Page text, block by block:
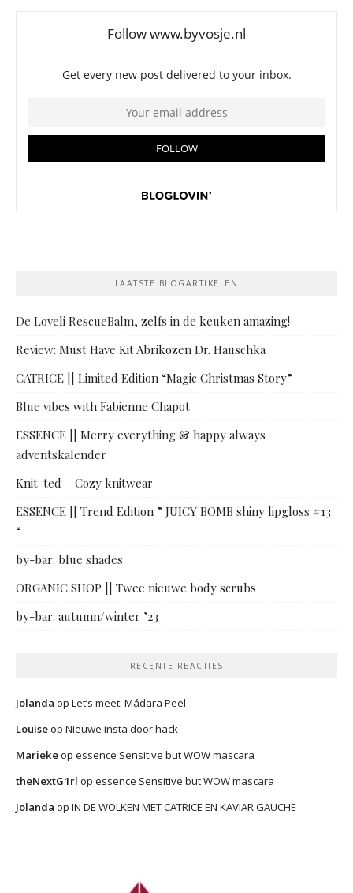
LAATSTE BLOGARTIKELEN
De Loveli RescueBalm, zelfs in de keuken amazing!
Review: Must Have Kit Abrikozen Dr. Hauschka
CATRICE || Limited Edition “Magic Christmas Story”
Blue vibes with Fabienne Chapot
ESSENCE || Merry everything & happy always
adventskalender
Knit-ted – Cozy knitwear
ESSENCE || Trend Edition ” JUICY BOMB shiny lipgloss #13
“
by-bar: blue shades
ORGANIC SHOP || Twee nieuwe body scrubs
by-bar: autumn/winter ’23
RECENTE REACTIES
Jolanda op Let’s meet: Mádara Peel
Louiseop Nieuwe insta door hack
Mariekeop essence Sensitive but WOW mascara
theNextG1rl op essence Sensitive but WOW mascara
Jolanda op IN DE WOLKEN MET CATRICE EN KAVIAR GAUCHE